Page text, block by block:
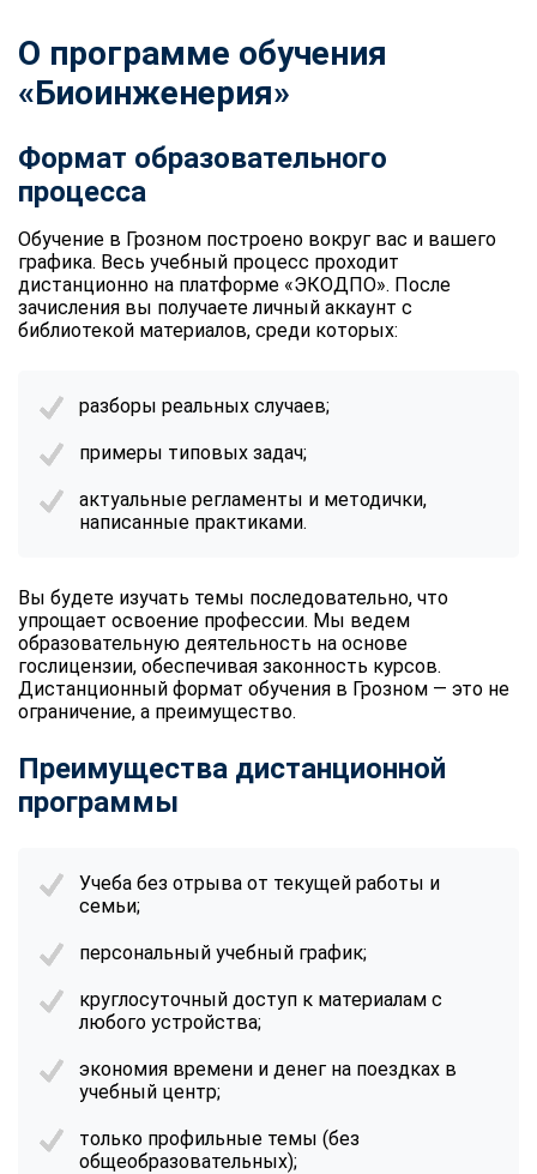
О программе обучения
«Биоинженерия»
Формат образовательного
процесса
Обучение в Грозном построено вокруг вас и вашего
графика. Весь учебный процесс проходит
дистанционно на платформе «ЭКОДПО». После
зачисления вы получаете личный аккаунт с
библиотекой материалов, среди которых:
разборы реальных случаев;
примеры типовых задач;
актуальные регламенты и методички,
написанные практиками.
Вы будете изучать темы последовательно, что
упрощает освоение профессии. Мы ведем
образовательную деятельность на основе
гослицензии, обеспечивая законность курсов.
Дистанционный формат обучения в Грозном — это не
ограничение, а преимущество.
Преимущества дистанционной
программы
Учеба без отрыва от текущей работы и
семьи;
персональный учебный график;
круглосуточный доступ к материалам с
любого устройства;
экономия времени и денег на поездках в
учебный центр;
только профильные темы (без
общеобразовательных);